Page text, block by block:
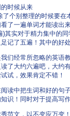
时候从来
个别整理的时候要
了一遍单词才能读出
其实对于精力集中的
记了五遍！其中的好
经常所忽略的英语
了大约六遍吧，大约
试，效果肯定不错！
中把生词和好的句
识！同时对于提高写
文，以不变应万变